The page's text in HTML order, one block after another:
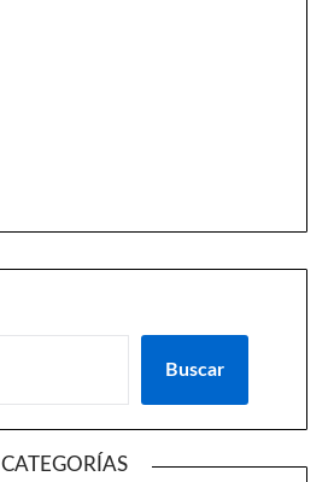
Buscar
CATEGORÍAS